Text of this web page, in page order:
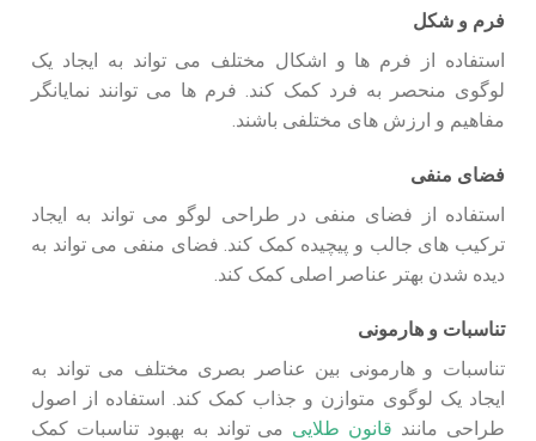
فرم و شکل
استفاده از فرم‌ ها و اشکال مختلف می‌ تواند به ایجاد یک
لوگوی منحصر به‌ فرد کمک کند. فرم‌ ها می‌ توانند نمایانگر
مفاهیم و ارزش‌ های مختلفی باشند.
فضای منفی
استفاده از فضای منفی در طراحی لوگو می‌ تواند به ایجاد
ترکیب‌ های جالب و پیچیده کمک کند. فضای منفی می‌ تواند به
دیده شدن بهتر عناصر اصلی کمک کند.
تناسبات و هارمونی
تناسبات و هارمونی بین عناصر بصری مختلف می‌ تواند به
ایجاد یک لوگوی متوازن و جذاب کمک کند. استفاده از اصول
طراحی مانند قانون طلایی می‌ تواند به بهبود تناسبات کمک